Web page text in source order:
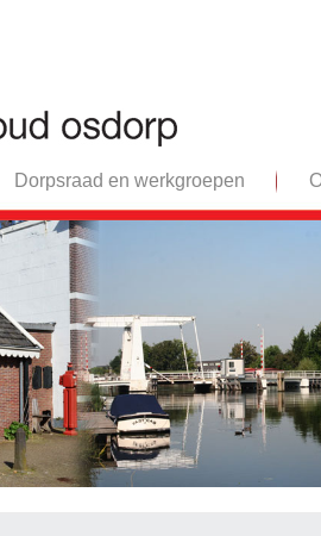
Dorpsraad en werkgroepen